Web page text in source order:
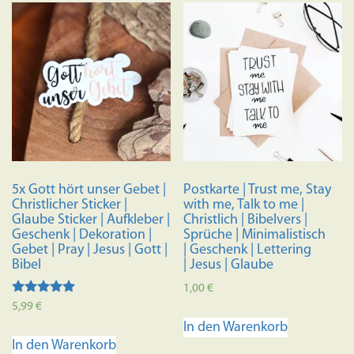
5x Gott hört unser Gebet |
Christlicher Sticker |
Glaube Sticker | Aufkleber |
Geschenk | Dekoration |
Gebet | Pray | Jesus | Gott |
Bibel
Bewertet mit
5,99€
In den Warenkorb
Postkarte | Trust me, Stay
with me, Talk to me |
Christlich | Bibelvers |
Sprüche | Minimalistisch
| Geschenk | Lettering
| Jesus | Glaube
1,00€
In den Warenkorb